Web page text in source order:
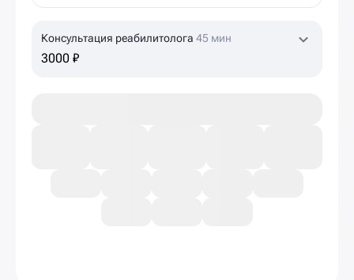
Консультация реабилитолога 45 мин
3000 ₽